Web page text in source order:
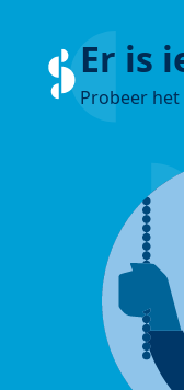
Er is
Probeer